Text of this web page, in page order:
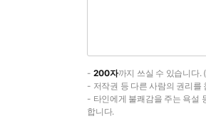
- 200자까지 쓰실 수 있습니다.
- 저작권 등 다른 사람의 권리를
- 타인에게 불쾌감을 주는 욕설
합니다.